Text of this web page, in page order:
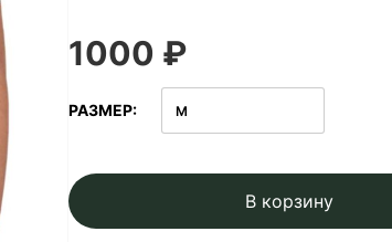
1000 ₽
РАЗМЕР
В корзину